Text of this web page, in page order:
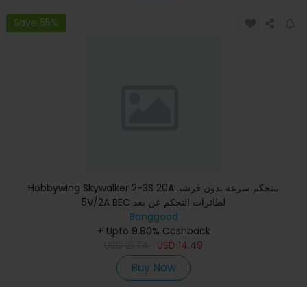
Save 55%
Hobbywing Skywalker 2-3S 20A متحكم سرعة بدون فرشبـ
5V/2A BEC لطائرات التحكم عن بعد
Banggood
+ Upto 9.80% Cashback
USD 14.49
Buy Now